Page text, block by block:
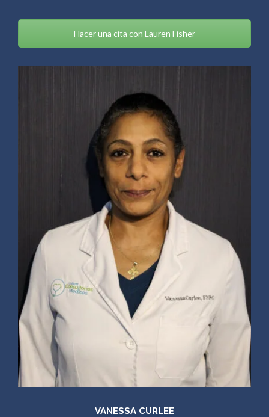
Hacer una cita con Lauren Fisher
VANESSA CURLEE